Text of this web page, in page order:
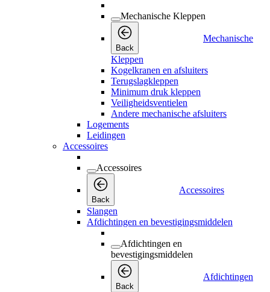
Mechanische Kleppen
Back
Mechanische
Kleppen
Kogelkranen en afsluiters
Terugslagkleppen
Minimum druk kleppen
Veiligheidsventielen
Andere mechanische afsluiters
Logements
Leidingen
Accessoires
Accessoires
Back
Accessoires
Slangen
Afdichtingen en bevestigingsmiddelen
Afdichtingen en
bevestigingsmiddelen
Back
Afdichtingen